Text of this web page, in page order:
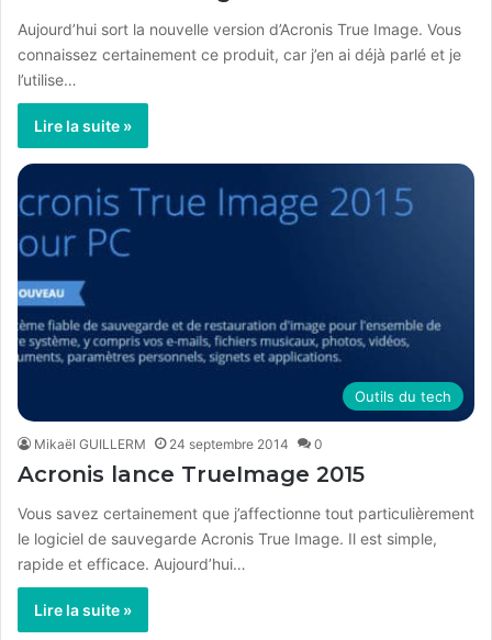
Aujourd’hui sort la nouvelle version d’Acronis True Image. Vous
connaissez certainement ce produit, car j’en ai déjà parlé et je
l’utilise…
Lire la suite »
Outils du tech
Mikaël GUILLERM 24 septembre 2014 0
Acronis lance TrueImage 2015
Vous savez certainement que j’affectionne tout particulièrement
le logiciel de sauvegarde Acronis True Image. Il est simple,
rapide et efficace. Aujourd’hui…
Lire la suite »